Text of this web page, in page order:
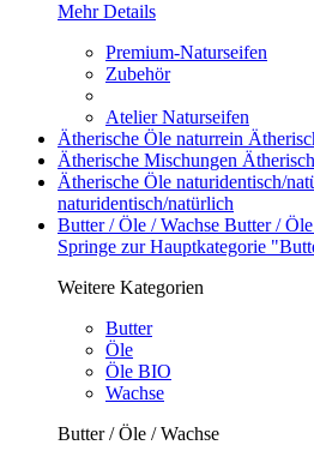
Mehr Details
Premium-Naturseifen
Zubehör
Atelier Naturseifen
Ätherische Öle naturrein
Ätherische Mischungen
Ätherische Öle naturidentisch/
naturidentisch/natürlich
Butter / Öle / Wachse Butter /
Springe zur Hauptkategorie
Weitere Kategorien
Butter
Öle
Öle BIO
Wachse
Butter / Öle / Wachse